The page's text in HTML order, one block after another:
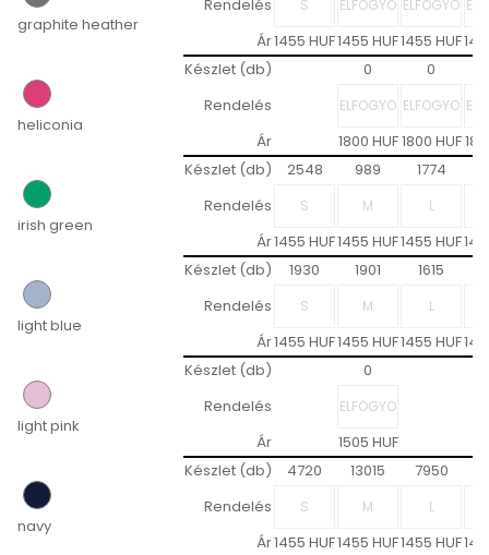
graphite heather
Rendelés
Ár1455 HUF1455 HUF1455 HUF
heliconia
Készlet (db) 0
0
Rendelés
Ár
1800 HUF1800 HUF
irish green
Készlet (db) 2548 989 1774
Rendelés
Ár1455 HUF1455 HUF1455 HUF
light blue
Készlet (db) 1930 1901 1615
Rendelés
Ár1455 HUF1455 HUF1455 HUF
light pink
Készlet (db)
0
Rendelés
Ár
1505 HUF
navy
Készlet (db) 4720 13015 7950
Rendelés
Ár1455 HUF1455 HUF1455 HUF